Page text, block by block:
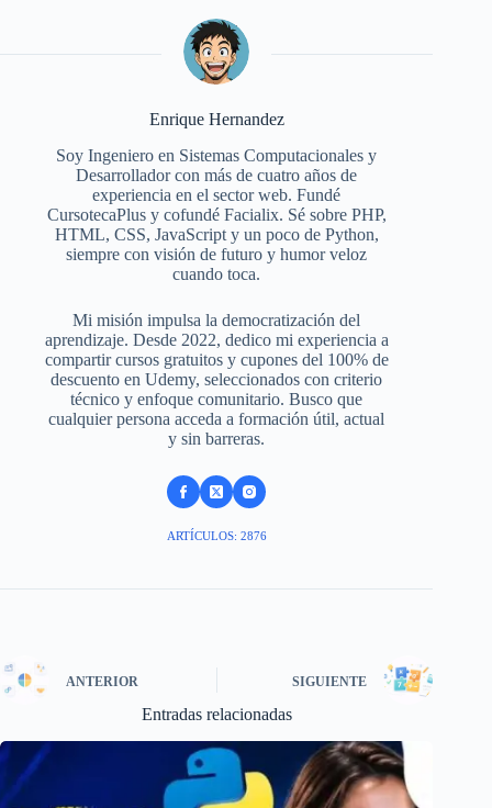
Enrique Hernandez
Soy Ingeniero en Sistemas Computacionales y
Desarrollador con más de cuatro años de
experiencia en el sector web. Fundé
CursotecaPlus y cofundé Facialix. Sé sobre PHP,
HTML, CSS, JavaScript y un poco de Python,
siempre con visión de futuro y humor veloz
cuando toca.
Mi misión impulsa la democratización del
aprendizaje. Desde 2022, dedico mi experiencia a
compartir cursos gratuitos y cupones del 100% de
descuento en Udemy, seleccionados con criterio
técnico y enfoque comunitario. Busco que
cualquier persona acceda a formación útil, actual
y sin barreras.
ARTÍCULOS: 2876
ANTERIOR SIGUIENTE
Entradas relacionadas